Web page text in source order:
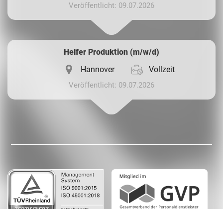
Veröffentlicht: 09.07.2026
Helfer Produktion (m/w/d)
Hannover
Vollzeit
Veröffentlicht: 09.07.2026